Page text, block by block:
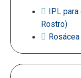
IPL
Rostro)
Rosácea